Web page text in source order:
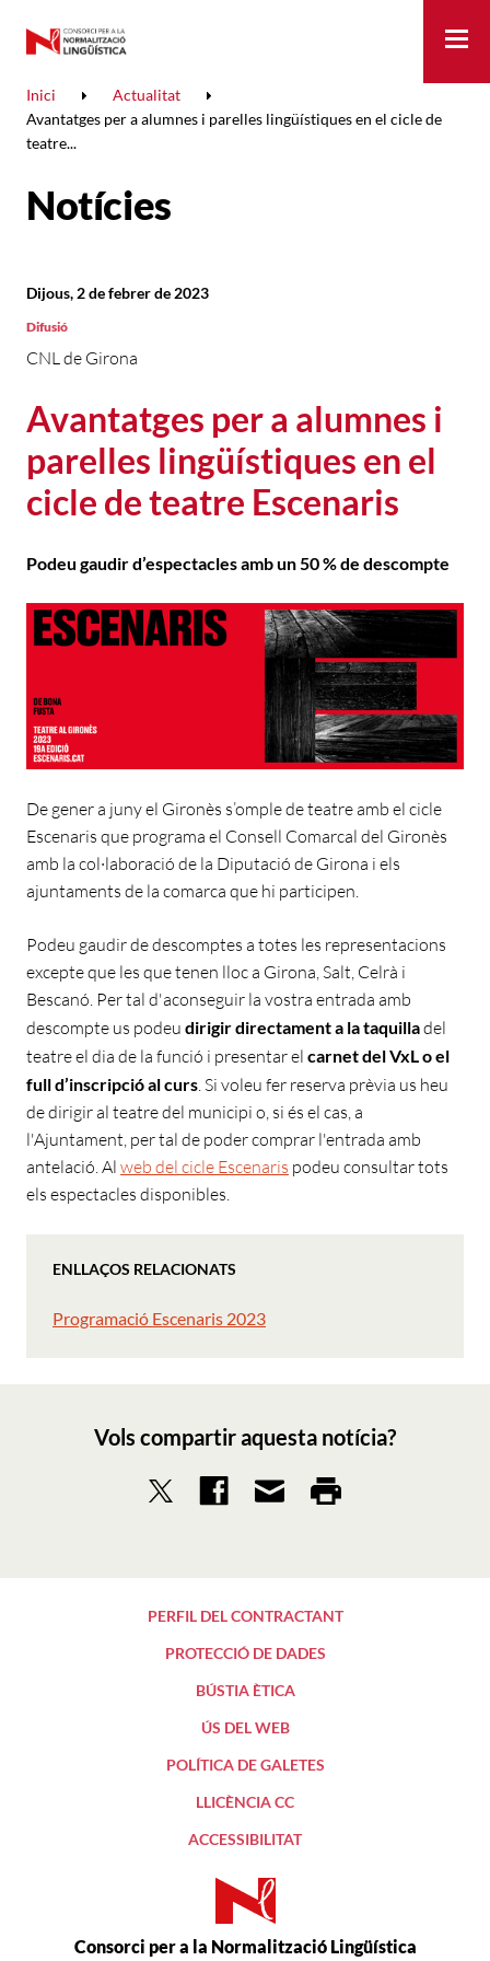
Inici
Actualitat
Avantatges per a alumnes i parelles lingüístiques en el cicle de
teatre...
Notícies
Avantatges per a alumnes i
parelles lingüístiques en el
cicle de teatre Escenaris
CNL de Girona
Dijous, 2 de febrer de 2023
Difusió
Podeu gaudir d’espectacles amb un 50 % de descompte
De gener a juny el Gironès s’omple de teatre amb el cicle
Escenaris que programa el Consell Comarcal del Gironès
amb la col·laboració de la Diputació de Girona i els
ajuntaments de la comarca que hi participen.
Podeu gaudir de descomptes a totes les representacions
excepte que les que tenen lloc a Girona, Salt, Celrà i
Bescanó. Per tal d'aconseguir la vostra entrada amb
descompte us podeu dirigir directament a la taquilladel
teatre el dia de la funció i presentar el carnet del VxL o el
full d’inscripció al curs. Si voleu fer reserva prèvia us heu
de dirigir al teatre del municipi o, si és el cas, a
l'Ajuntament, per tal de poder comprar l'entrada amb
antelació. Al web del cicle Escenaris podeu consultar tots
els espectacles disponibles.
ENLLAÇOS RELACIONATS
Programació Escenaris 2023
Vols compartir aquesta notícia?
PERFIL DEL CONTRACTANT
PROTECCIÓ DE DADES
BÚSTIA ÈTICA
ÚS DEL WEB
POLÍTICA DE GALETES
LLICÈNCIA CC
ACCESSIBILITAT
Consorci per a la Normalització Lingüística